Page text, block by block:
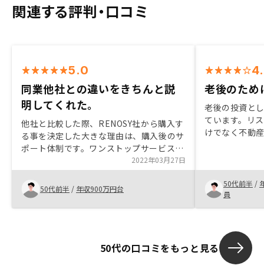
関連する評判・口コミ
5.0
同業他社との違いをきちんと説
明してくれた。
他社と比較した際、RENOSY社から購入す
る事を決定した大きな理由は、購入後のサ
ポート体制です。ワンストップサービス
で、各々の作業を関係会社でサポートでき
るのは、非常に大きいと思います。物件に
関しては、購入できる件数が多く、とても
回転が速いことは、おおよそ他社と同じ状
況でしたが、購入後の安心感を持たせてく
2022年03月27日
50代前半 / 年収900万円台
老後のため
老後の投資と
ています。リ
けでなく不動
ります。今後
て、気分もあ
50代前半 /
員
50代の口コミをもっと見る